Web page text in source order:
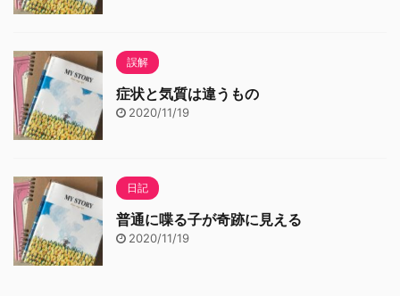
誤解
症状と気質は違うもの
2020/11/19
日記
普通に喋る子が奇跡に見える
2020/11/19